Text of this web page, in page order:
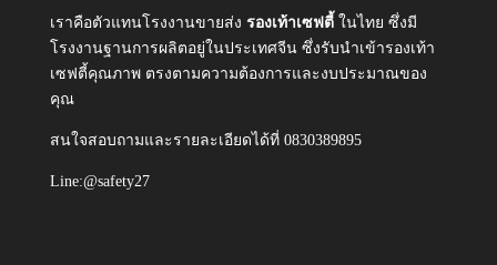
เราคือตัวแทนโรงงานขายส่ง รองเท้าเซฟตี้ ในไทย ซึ่งมี
โรงงานฐานการผลิตอยู่ในประเทศจีน ซึ่งรับนำเข้ารองเท้า
เซฟตี้คุณภาพ ตรงตามความต้องการและงบประมาณของ
คุณ
สนใจสอบถามและรายละเอียดได้ที่ 0830389895
Line:@safety27